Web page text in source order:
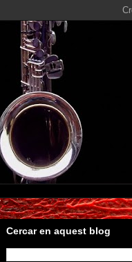
Cercar en aquest blog